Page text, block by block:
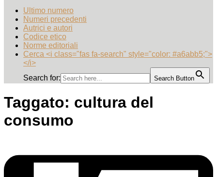
Ultimo numero
Numeri precedenti
Autrici e autori
Codice etico
Norme editoriali
Cerca <i class="fas fa-search" style="color: #a6abb5;">
</i>
Search for:
Search Button
Taggato: cultura del
consumo